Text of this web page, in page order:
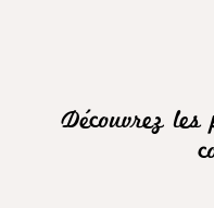
Découvrez